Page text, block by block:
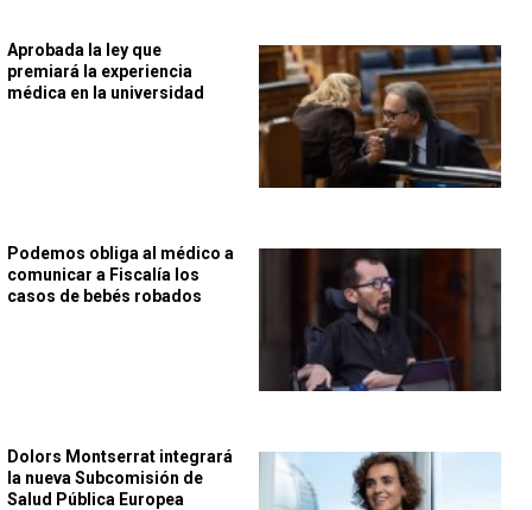
Aprobada la ley que
premiará la experiencia
médica en la universidad
Podemos obliga al médico a
comunicar a Fiscalía los
casos de bebés robados
Dolors Montserrat integrará
la nueva Subcomisión de
Salud Pública Europea